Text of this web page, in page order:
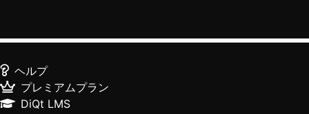
ヘルプ
プレミアムプラン
DiQt LMS